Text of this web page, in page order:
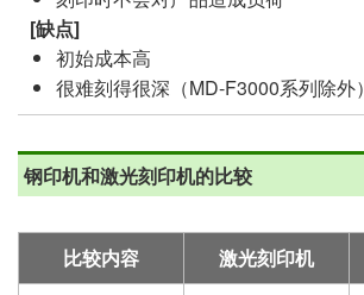
初始成本高
很难刻得很深（MD-F3000系列除外）
钢印机和激光刻印机的比较
比较内容 激光刻印机